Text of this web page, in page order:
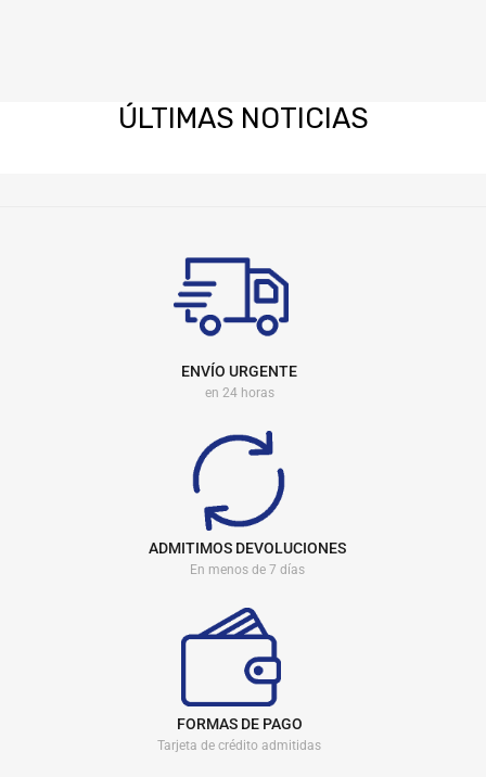
ÚLTIMAS NOTICIAS
ENVÍO URGENTE
en 24 horas
ADMITIMOS DEVOLUCIONES
En menos de 7 días
FORMAS DE PAGO
Tarjeta de crédito admitidas